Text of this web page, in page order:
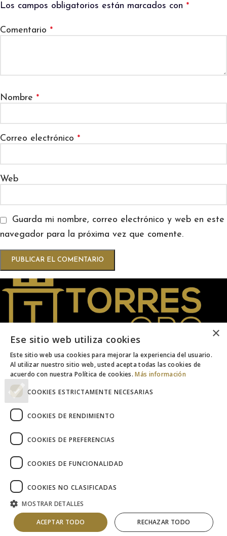
Los campos obligatorios están marcados con *
Comentario *
Nombre *
Correo electrónico *
Web
Guarda mi nombre, correo electrónico y web en este
navegador para la próxima vez que comente.
Joyeros desde 1956. Expertos en Oro
Teléfono: 951 154 923
Email: info@torres-oro.com
SERVICIOS
INFORMACIÓN
Compra de Oro - Empeños de Joyas - Oro y Plata de
×
Ese sitio web utiliza cookies
Este sitio web usa cookies para mejorar la experiencia del usuario.
Al utilizar nuestro sitio web, usted acepta todas las cookies de
acuerdo con nuestra Política de cookies.Más información
COOKIES ESTRICTAMENTE NECESARIAS
COOKIES DE RENDIMIENTO
COOKIES DE PREFERENCIAS
COOKIES DE FUNCIONALIDAD
COOKIES NO CLASIFICADAS
MOSTRAR DETALLES
ACEPTAR TODO RECHAZAR TODO